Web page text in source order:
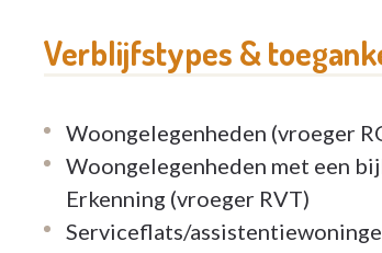
Verblijfstypes &
Woongelegenheden (vroeger
Woongelegenheden met een
Erkenning (vroeger RVT)
Serviceflats/